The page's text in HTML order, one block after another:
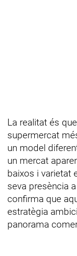
La realitat és
supermercat
un model
un mercat
baixos i varietat
seva presència
confirma que
estratègia
panorama